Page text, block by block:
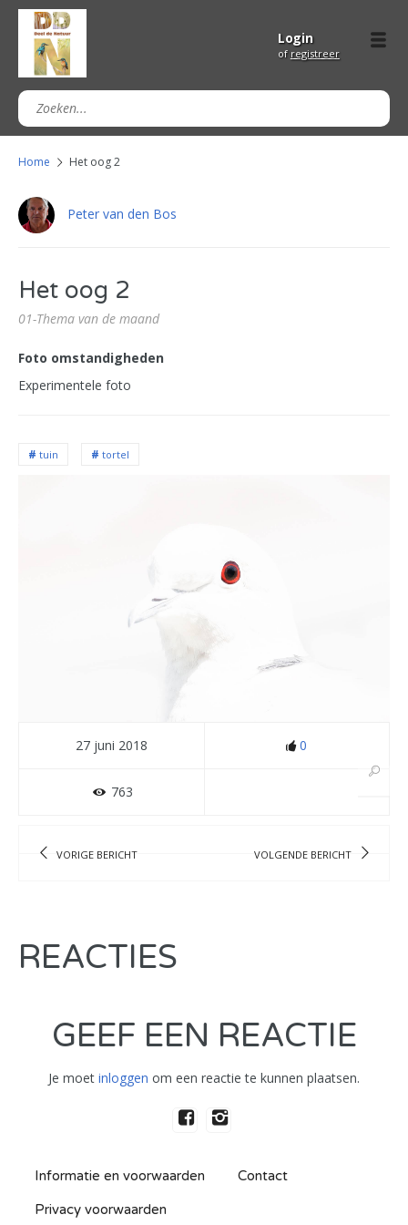
Login
of registreer
Home Het oog 2
Peter van den Bos
Het oog 2
01-Thema van de maand
Foto omstandigheden
Experimentele foto
tuin tortel
27 juni 2018 0
763
VORIGE BERICHT VOLGENDE BERICHT
REACTIES
GEEF EEN REACTIE
Je moet inloggen om een reactie te kunnen plaatsen.
Informatie en voorwaarden Contact
Privacy voorwaarden